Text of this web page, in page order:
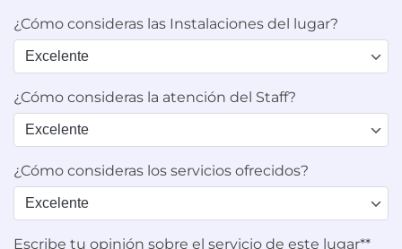
¿Cómo consideras las Instalaciones del lugar?
¿Cómo consideras la atención del Staff?
¿Cómo consideras los servicios ofrecidos?
Escribe tu opinión sobre el servicio de este lugar**